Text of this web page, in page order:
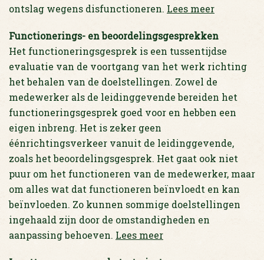
ontslag wegens disfunctioneren. Lees meer
Functionerings- en beoordelingsgesprekken
Het functioneringsgesprek is een tussentijdse
evaluatie van de voortgang van het werk richting
het behalen van de doelstellingen. Zowel de
medewerker als de leidinggevende bereiden het
functioneringsgesprek goed voor en hebben een
eigen inbreng. Het is zeker geen
éénrichtingsverkeer vanuit de leidinggevende,
zoals het beoordelingsgesprek. Het gaat ook niet
puur om het functioneren van de medewerker, maar
om alles wat dat functioneren beïnvloedt en kan
beïnvloeden. Zo kunnen sommige doelstellingen
ingehaald zijn door de omstandigheden en
aanpassing behoeven. Lees meer